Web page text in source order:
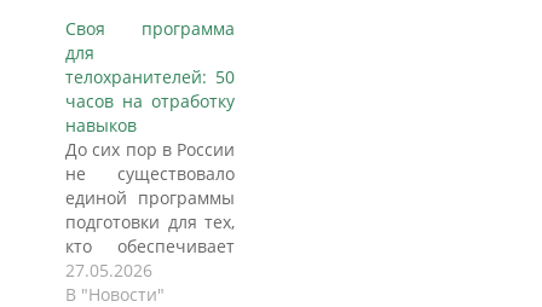
Своя программа
для
телохранителей: 50
часов на отработку
навыков
До сих пор в России
не существовало
единой программы
подготовки для тех,
кто обеспечивает
личную
безопасность
27.05.2026
В "Новости"